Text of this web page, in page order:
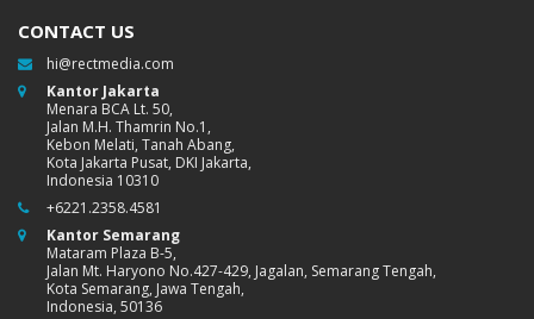
CONTACT US
hi@rectmedia.com
Kantor Jakarta
Menara BCA Lt. 50,
Jalan M.H. Thamrin No.1,
Kebon Melati, Tanah Abang,
Kota Jakarta Pusat, DKI Jakarta,
Indonesia 10310
+6221.2358.4581
Kantor Semarang
Mataram Plaza B-5,
Jalan Mt. Haryono No.427-429, Jagalan, Semarang Tengah,
Kota Semarang, Jawa Tengah,
Indonesia, 50136